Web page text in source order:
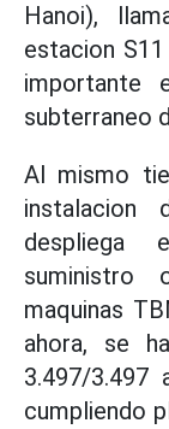
Hanoi),
estacion
importante
subterraneo
Al mismo
despliega
suministro
maquinas
ahora, se
3.497/3.497
cumpliendo